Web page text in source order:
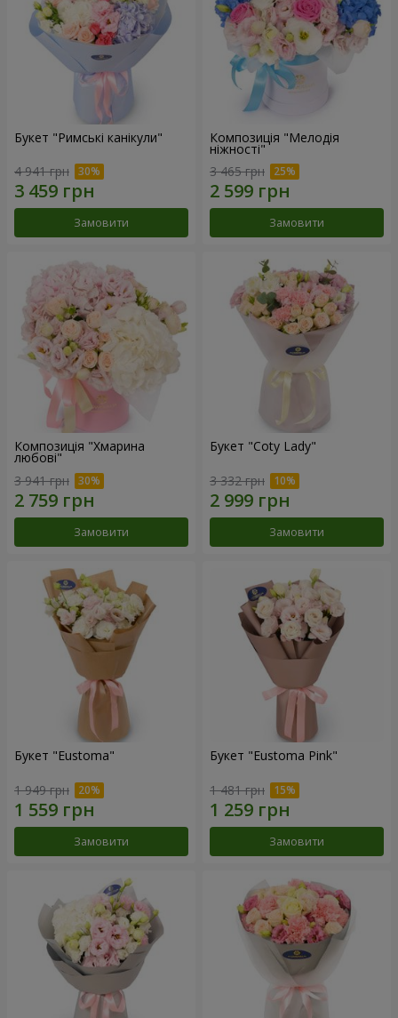
Букет "Римські канікули"
4 941 грн
Замовити
Композиція "Мелодія
ніжності"
3 465 грн
Замовити
Композиція "Хмарина
любові"
3 941 грн
Замовити
Букет "Coty Lady"
3 332 грн
Замовити
Букет "Eustoma"
1 949 грн
Замовити
Букет "Eustoma Pink"
1 481 грн
Замовити